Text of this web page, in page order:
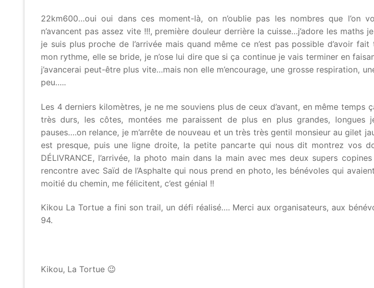
22km600…oui oui dans ces moment-là, on n’oublie pas les nombres que l’on
n’avancent pas assez vite !!!, première douleur derrière la cuisse…j’adore les maths
je suis plus proche de l’arrivée mais quand même ce n’est pas possible d’avoir
mon rythme, elle se bride, je n’ose lui dire que si ça continue je vais terminer en
j’avancerai peut-être plus vite…mais non elle m’encourage, une grosse respiration,
peu…..
Les 4 derniers kilomètres, je ne me souviens plus de ceux d’avant, en même temps
très durs, les côtes, montées me paraissent de plus en plus grandes, longues
pauses….on relance, je m’arrête de nouveau et un très très gentil monsieur au gilet
est presque, puis une ligne droite, la petite pancarte qui nous dit montrez vos
DÉLIVRANCE, l’arrivée, la photo main dans la main avec mes deux supers
rencontre avec Saïd de l’Asphalte qui nous prend en photo, les bénévoles qui
moitié du chemin, me félicitent, c’est génial !!
Kikou La Tortue a fini son trail, un défi réalisé…. Merci aux organisateurs, aux
94.
Kikou, La Tortue 😉